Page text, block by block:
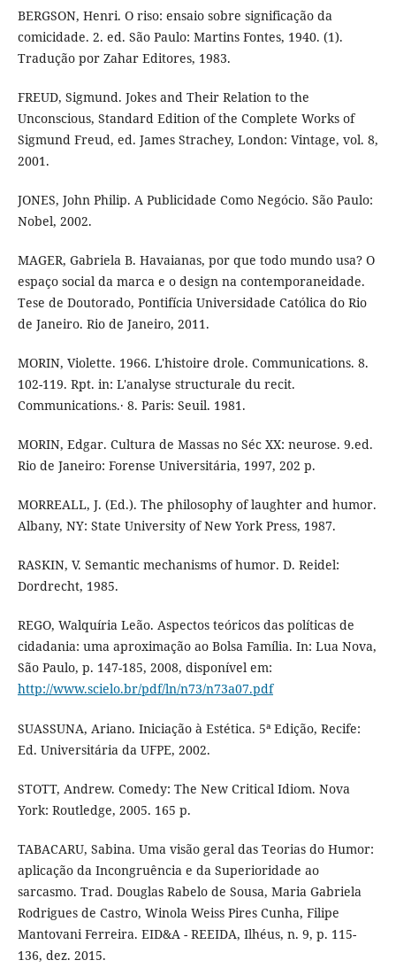
BERGSON, Henri. O riso: ensaio sobre significação da
comicidade. 2. ed. São Paulo: Martins Fontes, 1940. (1).
Tradução por Zahar Editores, 1983.
FREUD, Sigmund. Jokes and Their Relation to the
Unconscious, Standard Edition of the Complete Works of
Sigmund Freud, ed. James Strachey, London: Vintage, vol. 8,
2001.
JONES, John Philip. A Publicidade Como Negócio. São Paulo:
Nobel, 2002.
MAGER, Gabriela B. Havaianas, por que todo mundo usa? O
espaço social da marca e o design na contemporaneidade.
Tese de Doutorado, Pontifícia Universidade Católica do Rio
de Janeiro. Rio de Janeiro, 2011.
MORIN, Violette. 1966. L'histoire drole. Communications. 8.
102-119. Rpt. in: L'analyse structurale du recit.
Communications.· 8. Paris: Seuil. 1981.
MORIN, Edgar. Cultura de Massas no Séc XX: neurose. 9.ed.
Rio de Janeiro: Forense Universitária, 1997, 202 p.
MORREALL, J. (Ed.). The philosophy of laughter and humor.
Albany, NY: State University of New York Press, 1987.
RASKIN, V. Semantic mechanisms of humor. D. Reidel:
Dordrecht, 1985.
REGO, Walquíria Leão. Aspectos teóricos das políticas de
cidadania: uma aproximação ao Bolsa Família. In: Lua Nova,
São Paulo, p. 147-185, 2008, disponível em:
http://www.scielo.br/pdf/ln/n73/n73a07.pdf
SUASSUNA, Ariano. Iniciação à Estética. 5ª Edição, Recife:
Ed. Universitária da UFPE, 2002.
STOTT, Andrew. Comedy: The New Critical Idiom. Nova
York: Routledge, 2005. 165 p.
TABACARU, Sabina. Uma visão geral das Teorias do Humor:
aplicação da Incongruência e da Superioridade ao
sarcasmo. Trad. Douglas Rabelo de Sousa, Maria Gabriela
Rodrigues de Castro, Winola Weiss Pires Cunha, Filipe
Mantovani Ferreira. EID&A - REEIDA, Ilhéus, n. 9, p. 115-
136, dez. 2015.